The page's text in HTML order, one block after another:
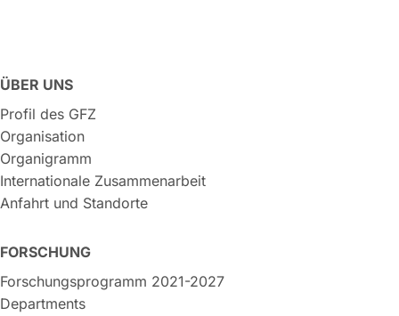
ÜBER UNS
Profil des GFZ
Organisation
Organigramm
Internationale Zusammenarbeit
Anfahrt und Standorte
FORSCHUNG
Forschungsprogramm 2021-2027
Departments